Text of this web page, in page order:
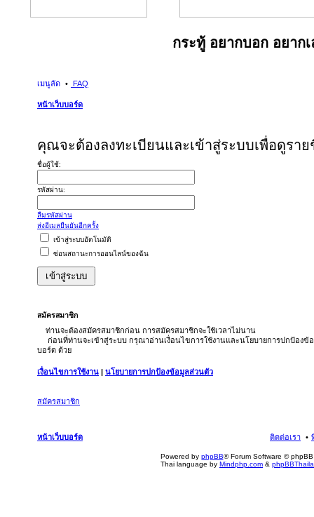
กระทู้ อยากบอก อยากเ
เมนูลัด FAQ
หน้าเว็บบอร์ด
คุณจะต้องลงทะเบียนและเข้าสู่ระบบเพื่อดูรา
ชื่อผู้ใช้:
รหัสผ่าน:
ลืมรหัสผ่าน
ส่งอีเมลยืนยันอีกครั้ง
เข้าสู่ระบบอัตโนมัติ
ซ่อนสถานะการออนไลน์ของฉัน
สมัครสมาชิก
ท่านจะต้องสมัครสมาชิกก่อน การสมัครสมาชิกจะใช้เวลาไม่นาน
ก่อนที่ท่านจะเข้าสู่ระบบ กรุณาอ่านเงื่อนไขการใช้งานและนโยบายการปกป้อง
บอร์ด ด้วย
เงื่อนไขการใช้งาน | นโยบายการปกป้องข้อมูลส่วนตัว
สมัครสมาชิก
หน้าเว็บบอร์ด ติดต่อเรา
Powered by phpBB® Forum Software © phpBB
Thai language by Mindphp.com &